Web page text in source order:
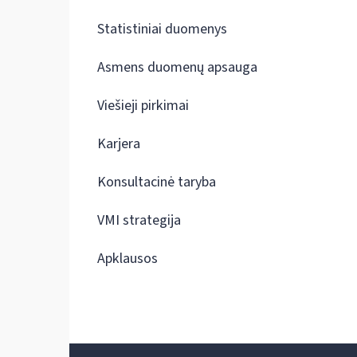
Statistiniai duomenys
Asmens duomenų apsauga
Viešieji pirkimai
Karjera
Konsultacinė taryba
VMI strategija
Apklausos